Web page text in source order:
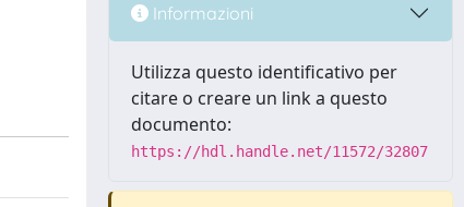
Informazioni
Utilizza questo identificativo per
citare o creare un link a questo
documento:
https://hdl.handle.net/11572/32807